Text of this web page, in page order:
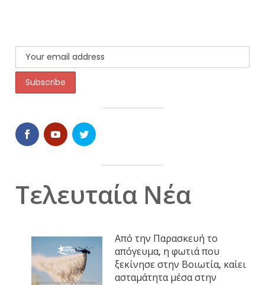
Τελευταία Νέα
Από την Παρασκευή το
απόγευμα, η φωτιά που
ξεκίνησε στην Βοιωτία, καίει
ασταμάτητα μέσα στην